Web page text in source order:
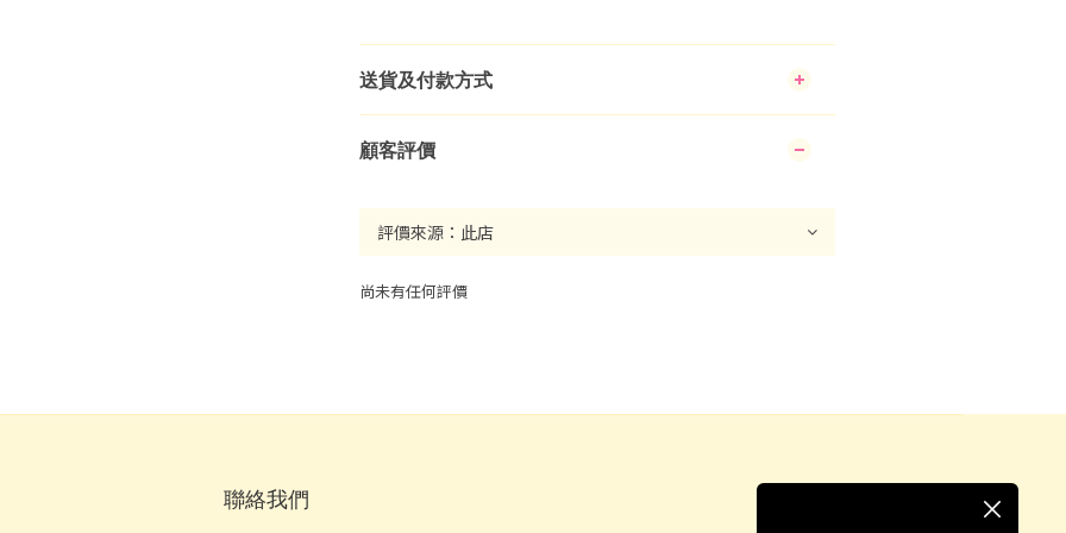
送貨及付款方式
顧客評價
尚未有任何評價
聯絡我們